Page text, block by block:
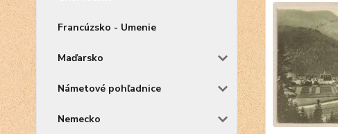
Francúzsko - Umenie
Maďarsko
Námetové pohľadnice
Nemecko